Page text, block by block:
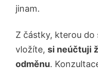
jinam.
Z částky, kterou
vložíte, si neúčtuji
odměnu.